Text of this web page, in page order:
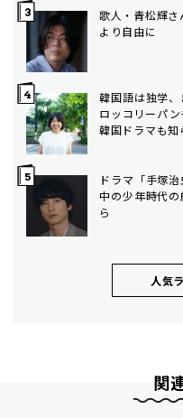
歌人・青松輝
より自由に
韓国語は独学
ロッコリーパ
韓国ドラマも
ドラマ「手塚
中の少年時代
ら
人気
関